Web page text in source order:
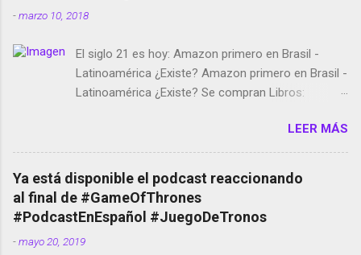
-marzo 10, 2018
El siglo 21 es hoy: Amazon primero en Brasil -
Latinoamérica ¿Existe? Amazon primero en Brasil -
Latinoamérica ¿Existe? Se compran Libros:
temporada de Black Mirror Twitter deja de verificar
cuentas Responden los fotógrafos Brian May y el
copyright en Instagram Música y vídeo selfies en la
red social Riddley Scott saca a Kevin Spacey de su
película Francisco regaña a los que usan el
smartphone en sus misas La serie de la Tierra
Media GoBee - StartUp de bicicletas de alquiler
LEER MÁS
Ya está disponible el podcast reaccionando
al final de #GameOfThrones
#PodcastEnEspañol #JuegoDeTronos
-mayo 20, 2019